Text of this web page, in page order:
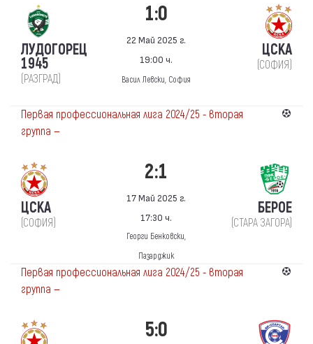
ЛУДОГОРЕЦ
1945
(РАЗГРАД)
1:0
22 Май 2025 г.
19:00 ч.
Васил Левски, София
ЦСКА
(СОФИЯ)
Первая профессиональная лига 2024/25 - вторая
группа —
ЦСКА
(СОФИЯ)
2:1
17 Май 2025 г.
17:30 ч.
Георги Бенковски,
Пазарджик
БЕРОЕ
(СТАРА ЗАГОРА)
Первая профессиональная лига 2024/25 - вторая
группа —
5:0